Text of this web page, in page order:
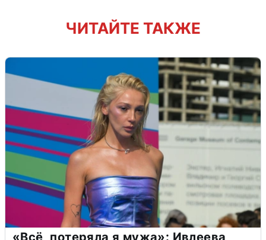
ЧИТАЙТЕ ТАКЖЕ
«Всё, потеряла я мужа»: Ивлеева